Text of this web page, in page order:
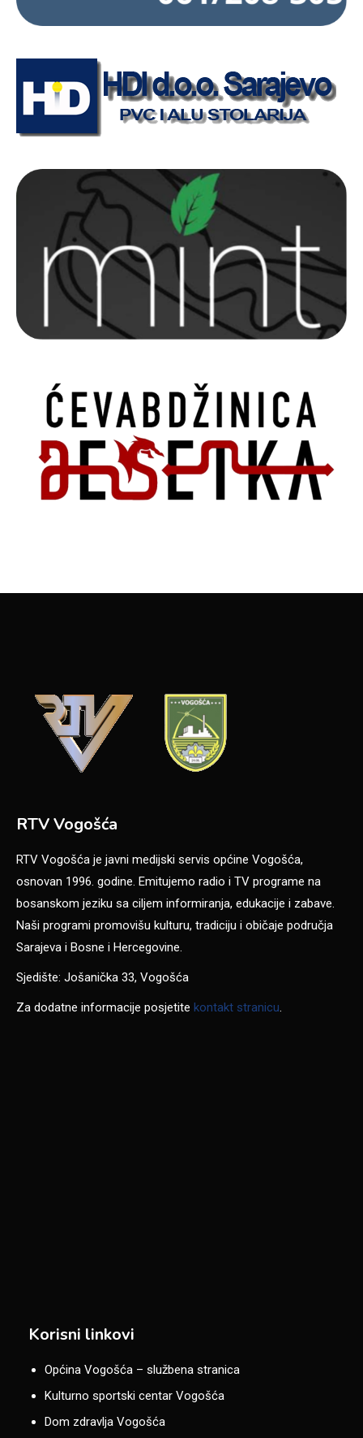
RTV Vogošća
RTV Vogošća je javni medijski servis općine Vogošća,
osnovan 1996. godine. Emitujemo radio i TV programe na
bosanskom jeziku sa ciljem informiranja, edukacije i zabave.
Naši programi promovišu kulturu, tradiciju i običaje područja
Sarajeva i Bosne i Hercegovine.
Sjedište: Jošanička 33, Vogošća
Za dodatne informacije posjetite kontakt stranicu
Korisni linkovi
Općina Vogošća – službena stranica
Kulturno sportski centar Vogošća
Dom zdravlja Vogošća